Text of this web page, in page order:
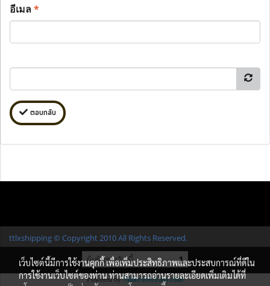
อีเมล*
ตอบกลับ
ttlxshipping © Copyright 2010 All Rights Reserved.
ผู้เข้าชมวันนี้ 1
Powered byMakeWebEasy.com
เว็บไซต์นี้มีการใช้งานคุกกี้ เพื่อเพิ่มประสิทธิภาพและประสบการณ์ที่ดีใน
การใช้งานเว็บไซต์ของท่าน ท่านสามารถอ่านรายละเอียดเพิ่มเติมได้ที่